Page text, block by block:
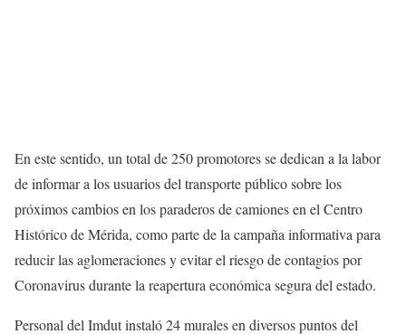
En este sentido, un total de 250 promotores se dedican a la labor
de informar a los usuarios del transporte público sobre los
próximos cambios en los paraderos de camiones en el Centro
Histórico de Mérida, como parte de la campaña informativa para
reducir las aglomeraciones y evitar el riesgo de contagios por
Coronavirus durante la reapertura económica segura del estado.
Personal del Imdut instaló 24 murales en diversos puntos del